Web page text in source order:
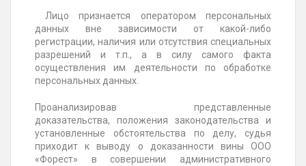
Лицо признается оператором персональных
данных вне зависимости от какой-либо
регистрации, наличия или отсутствия специальных
разрешений и т.п., а в силу самого факта
осуществления им деятельности по обработке
персональных данных.
Проанализировав представленные
доказательства, положения законодательства и
установленные обстоятельства по делу, судья
приходит к выводу о доказанности вины ООО
«Форест» в совершении административного